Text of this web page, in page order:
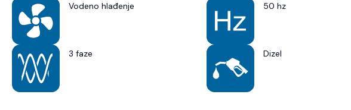
Vodeno hlađenje 50 hz
3 faze Dizel